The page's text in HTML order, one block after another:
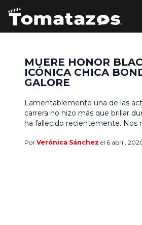
MUERE HONOR
ICÓNICA CHICA
GALORE
Lamentablemente una de las
carrera no hizo más que brillar
ha fallecido recientemente. Nos
participó en un sinfín de
Por Verónica Sánchez el 6 abril,